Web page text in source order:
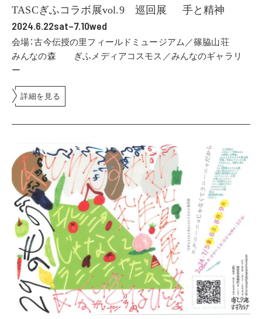
TASCぎふコラボ展vol.9 巡回展 手と精神
2024.6.22sat–7.10wed
会場：古今伝授の里フィールドミュージアム／篠脇山荘
みんなの森 ぎふメディアコスモス／みんなのギャラリ
ー
詳細を見る